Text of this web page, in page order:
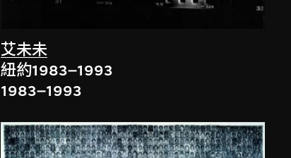
艾未未
紐約1983–1993
1983–1993